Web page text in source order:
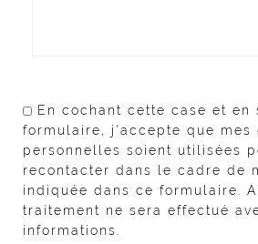
En cochant cette case et en
formulaire, j'accepte que mes
personnelles soient utilisées
recontacter dans le cadre de
indiquée dans ce formulaire.
traitement ne sera effectué
informations.